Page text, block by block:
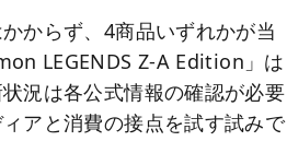
からず、4商品いずれかが当
LEGENDS Z-A Edition」は
況は各公式情報の確認が必要
アと消費の接点を試す試みで